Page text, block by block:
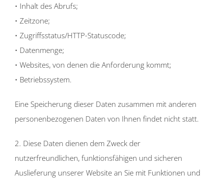
• Inhalt des Abrufs;
• Zeitzone;
• Zugriffsstatus/HTTP-Statuscode;
• Datenmenge;
• Websites, von denen die Anforderung kommt;
• Betriebssystem.
Eine Speicherung dieser Daten zusammen mit anderen
personenbezogenen Daten von Ihnen findet nicht statt.
2. Diese Daten dienen dem Zweck der
nutzerfreundlichen, funktionsfähigen und sicheren
Auslieferung unserer Website an Sie mit Funktionen und